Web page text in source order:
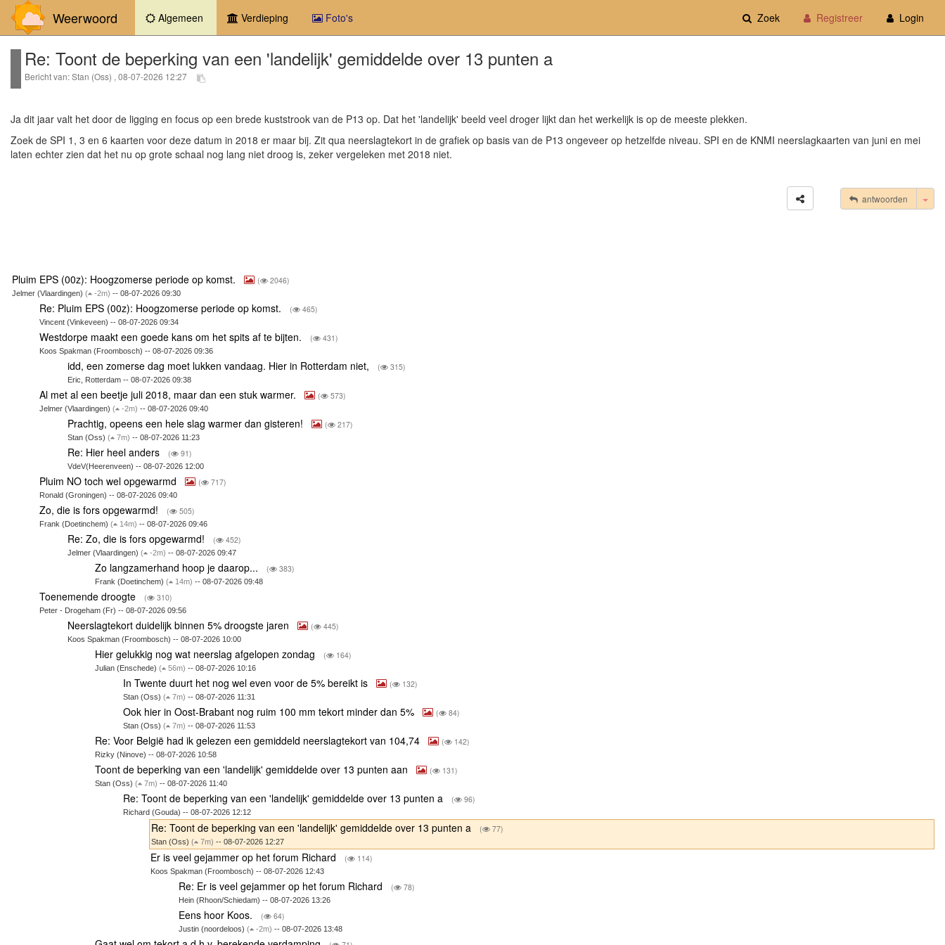
Weerwoord Algemeen (current)Verdieping Foto's Zoek Registreer Login
Re: Toont de beperking van een 'landelijk' gemiddelde over 13 punten a
Bericht van: Stan (Oss) , 08-07-2026 12:27
Ja dit jaar valt het door de ligging en focus op een brede kuststrook van de P13 op. Dat het 'landelijk' beeld veel droger lijkt dan het werkelijk is op de meeste plekken.
Zoek de SPI 1, 3 en 6 kaarten voor deze datum in 2018 er maar bij. Zit qua neerslagtekort in de grafiek op basis van de P13 ongeveer op hetzelfde niveau. SPI en de KNMI neerslagkaarten van juni en mei
laten echter zien dat het nu op grote schaal nog lang niet droog is, zeker vergeleken met 2018 niet.
antwoorden
Pluim EPS (00z): Hoogzomerse periode op komst. ( 2046)
Jelmer (Vlaardingen) ( -2m) -- 08-07-2026 09:30
Re: Pluim EPS (00z): Hoogzomerse periode op komst. ( 465)
Vincent (Vinkeveen) -- 08-07-2026 09:34
Westdorpe maakt een goede kans om het spits af te bijten. ( 431)
Koos Spakman (Froombosch) -- 08-07-2026 09:36
idd, een zomerse dag moet lukken vandaag. Hier in Rotterdam niet, ( 315)
Eric, Rotterdam -- 08-07-2026 09:38
Al met al een beetje juli 2018, maar dan een stuk warmer. ( 573)
Jelmer (Vlaardingen)( -2m) -- 08-07-2026 09:40
Prachtig, opeens een hele slag warmer dan gisteren! ( 217)
Stan (Oss) ( 7m) -- 08-07-2026 11:23
Re: Hier heel anders ( 91)
VdeV(Heerenveen) -- 08-07-2026 12:00
Pluim NO toch wel opgewarmd ( 717)
Ronald (Groningen) -- 08-07-2026 09:40
Zo, die is fors opgewarmd! ( 505)
Frank (Doetinchem)( 14m) -- 08-07-2026 09:46
Re: Zo, die is fors opgewarmd! ( 452)
Jelmer (Vlaardingen) ( -2m) -- 08-07-2026 09:47
Zo langzamerhand hoop je daarop... ( 383)
Frank (Doetinchem)( 14m) -- 08-07-2026 09:48
Toenemende droogte ( 310)
Peter - Drogeham (Fr) -- 08-07-2026 09:56
Neerslagtekort duidelijk binnen 5% droogste jaren ( 445)
Koos Spakman (Froombosch) -- 08-07-2026 10:00
Hier gelukkig nog wat neerslag afgelopen zondag ( 164)
Julian (Enschede)( 56m) -- 08-07-2026 10:16
In Twente duurt het nog wel even voor de 5% bereikt is ( 132)
Stan (Oss) ( 7m) -- 08-07-2026 11:31
Ook hier in Oost-Brabant nog ruim 100 mm tekort minder dan 5% ( 84)
Stan (Oss) ( 7m) -- 08-07-2026 11:53
Re: Voor België had ik gelezen een gemiddeld neerslagtekort van 104,74 ( 142)
Rizky (Ninove) -- 08-07-2026 10:58
Toont de beperking van een 'landelijk' gemiddelde over 13 punten aan ( 131)
Stan (Oss)( 7m) -- 08-07-2026 11:40
Re: Toont de beperking van een 'landelijk' gemiddelde over 13 punten a ( 96)
Richard (Gouda) -- 08-07-2026 12:12
Re: Toont de beperking van een 'landelijk' gemiddelde over 13 punten a ( 77)
Stan (Oss)( 7m) -- 08-07-2026 12:27
Er is veel gejammer op het forum Richard ( 114)
Koos Spakman (Froombosch) -- 08-07-2026 12:43
Re: Er is veel gejammer op het forum Richard ( 78)
Hein (Rhoon/Schiedam) -- 08-07-2026 13:26
Eens hoor Koos. ( 64)
Justin (noordeloos) ( -2m) -- 08-07-2026 13:48